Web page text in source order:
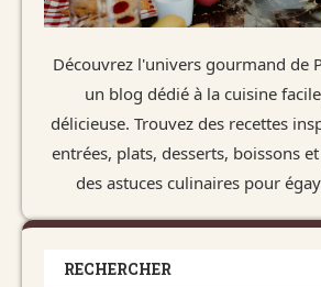
Découvrez l'univers gourmand de
un blog dédié à la cuisine
délicieuse. Trouvez des recettes
entrées, plats, desserts, boissons
des astuces culinaires pour
RECHERCHER